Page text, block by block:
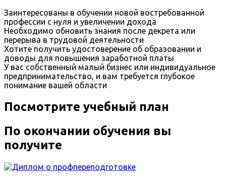
Заинтересованы в обучении новой востребованной
профессии с нуля и увеличении дохода
Необходимо обновить знания после декрета или
перерыва в трудовой деятельности
Хотите получить удостоверение об образовании и
доводы для повышения заработной платы
У вас собственный малый бизнес или индивидуальное
предпринимательство, и вам требуется глубокое
понимание вашей области
Посмотрите учебный план
По окончании обучения вы
получите